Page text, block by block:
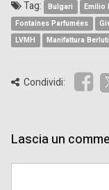
Tag: Bulgari Emilio
Fontaines Parfumées
LVMH
Manifattura Berluti
Condividi:
Lascia un